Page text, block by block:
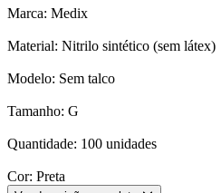
Marca: Medix
Material: Nitrilo sintético (sem látex)
Modelo: Sem talco
Tamanho: G
Quantidade: 100 unidades
Cor: Preta